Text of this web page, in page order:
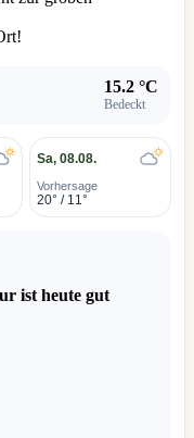
15.2 °C
Bedeckt
Sa, 08.08.
Vorhersage
20° / 11°
ist heute gut